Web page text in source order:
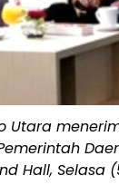
Utara
Hall, Selasa